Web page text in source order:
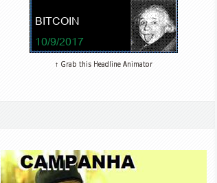
↑ Grab this Headline Animator